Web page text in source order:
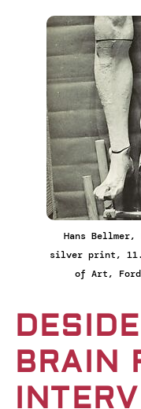
Hans Bellmer,
silver print,
of Art, Ford
BRAIN